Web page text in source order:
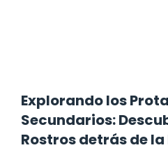
Explorando los
Secundarios:
Rostros detrás de